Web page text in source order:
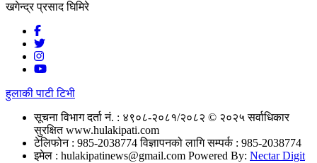
खगेन्द्र प्रसाद घिमिरे
हुलाकी पाटी टिभी
सूचना विभाग दर्ता नं. : ४९०८-२०८१/२०८२ © २०२५ सर्वाधिकार
सुरक्षित www.hulakipati.com
टेलिफोन : 985-2038774विज्ञापनको लागि सम्पर्क : 985-2038774
इमेल : hulakipatinews@gmail.com Powered By: Nectar Digit